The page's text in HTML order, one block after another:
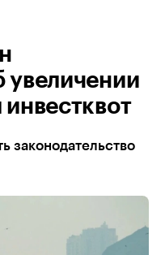
увеличении
законодательство